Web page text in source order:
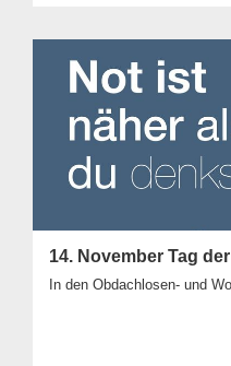
14. November Tag
In den Obdachlosen- und